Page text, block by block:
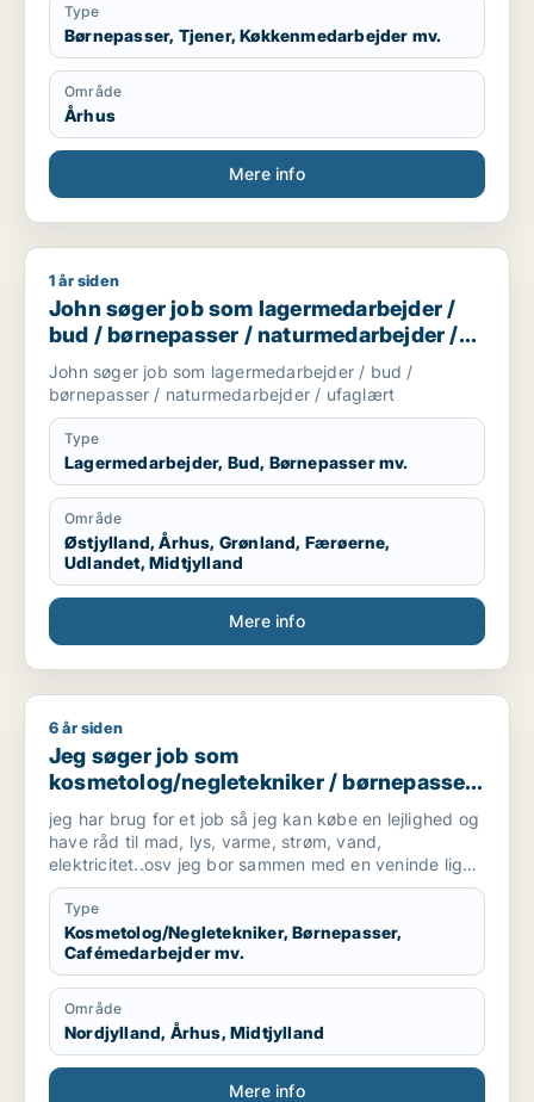
Type
Børnepasser, Tjener, Køkkenmedarbejder mv.
Område
Århus
Mere info
John søger job som lagermedarbejder / bud /
1 år siden
John søger job som lagermedarbejder /
bud / børnepasser / naturmedarbejder /
ufaglært
John søger job som lagermedarbejder / bud /
børnepasser / naturmedarbejder / ufaglært
Type
Lagermedarbejder, Bud, Børnepasser mv.
Område
Østjylland, Århus, Grønland, Færøerne,
Udlandet, Midtjylland
Mere info
Jeg søger job som kosmetolog/negletekniker /
6 år siden
Jeg søger job som
kosmetolog/negletekniker / børnepasser
/ cafémedarbejder / blomsterhandler /
fritids medarbejder
jeg har brug for et job så jeg kan købe en lejlighed og
have råd til mad, lys, varme, strøm, vand,
elektricitet..osv jeg bor sammen med en veninde lige
nu men hun skal bo med sin kæreste.
Type
Kosmetolog/Negletekniker, Børnepasser,
Cafémedarbejder mv.
Område
Nordjylland, Århus, Midtjylland
Mere info